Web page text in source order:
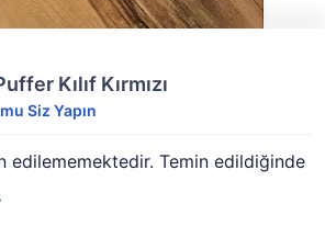
Kılıf Kırmızı
Siz Yapın
edilememektedir. Temin edildiğinde